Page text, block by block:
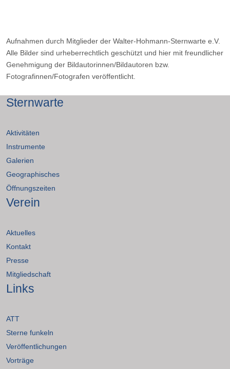
Aufnahmen durch Mitglieder der Walter-Hohmann-Sternwarte e.V.
Alle Bilder sind urheberrechtlich geschützt und hier mit freundlicher
Genehmigung der Bildautorinnen/Bildautoren bzw.
Fotografinnen/Fotografen veröffentlicht.
Sternwarte
Aktivitäten
Instrumente
Galerien
Geographisches
Öffnungszeiten
Verein
Aktuelles
Kontakt
Presse
Mitgliedschaft
Links
ATT
Sterne funkeln
Veröffentlichungen
Vorträge